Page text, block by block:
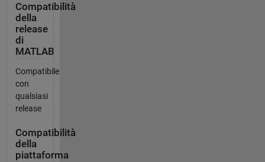
Compatibilità
della
release
di
MATLAB
Compatibile
con
qualsiasi
release
Compatibilità
della
piattaforma